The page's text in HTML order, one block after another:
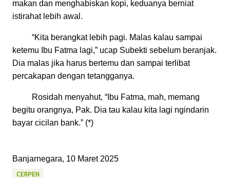
makan dan menghabiskan kopi, keduanya berniat
istirahat lebih awal.
“Kita berangkat lebih pagi. Malas kalau sampai
ketemu Ibu Fatma lagi,” ucap Subekti sebelum beranjak.
Dia malas jika harus bertemu dan sampai terlibat
percakapan dengan tetangganya.
Rosidah menyahut, “Ibu Fatma, mah, memang
begitu orangnya, Pak. Dia tau kalau kita lagi ngindarin
bayar cicilan bank.” (*)
Banjarnegara, 10 Maret 2025
CERPEN